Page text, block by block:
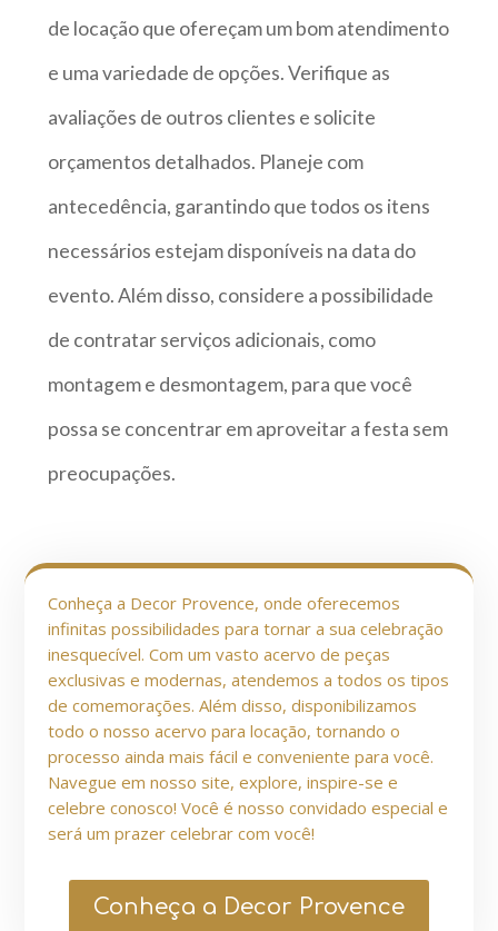
de locação que ofereçam um bom atendimento
e uma variedade de opções. Verifique as
avaliações de outros clientes e solicite
orçamentos detalhados. Planeje com
antecedência, garantindo que todos os itens
necessários estejam disponíveis na data do
evento. Além disso, considere a possibilidade
de contratar serviços adicionais, como
montagem e desmontagem, para que você
possa se concentrar em aproveitar a festa sem
preocupações.
Conheça a Decor Provence, onde oferecemos
infinitas possibilidades para tornar a sua celebração
inesquecível. Com um vasto acervo de peças
exclusivas e modernas, atendemos a todos os tipos
de comemorações. Além disso, disponibilizamos
todo o nosso acervo para locação, tornando o
processo ainda mais fácil e conveniente para você.
Navegue em nosso site, explore, inspire-se e
celebre conosco! Você é nosso convidado especial e
será um prazer celebrar com você!
Conheça a Decor Provence